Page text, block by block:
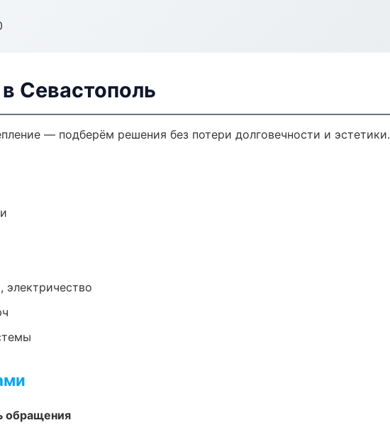
Севастополь
— подберём решения без потери долговечности и эстетики.
электричество
обращения